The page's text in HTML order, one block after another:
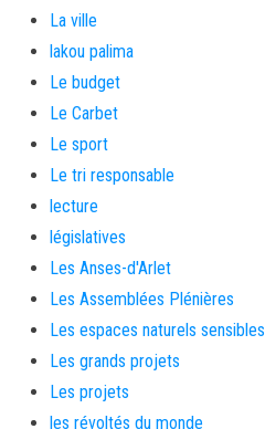
La ville
lakou palima
Le budget
Le Carbet
Le sport
Le tri responsable
lecture
législatives
Les Anses-d'Arlet
Les Assemblées Plénières
Les espaces naturels sensibles
Les grands projets
Les projets
les révoltés du monde